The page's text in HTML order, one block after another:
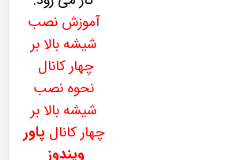
آموزش نصب
شیشه بالا بر
چهار کانال
نحوه نصب
شیشه بالا بر
چهار کانال پاور
ویندوز